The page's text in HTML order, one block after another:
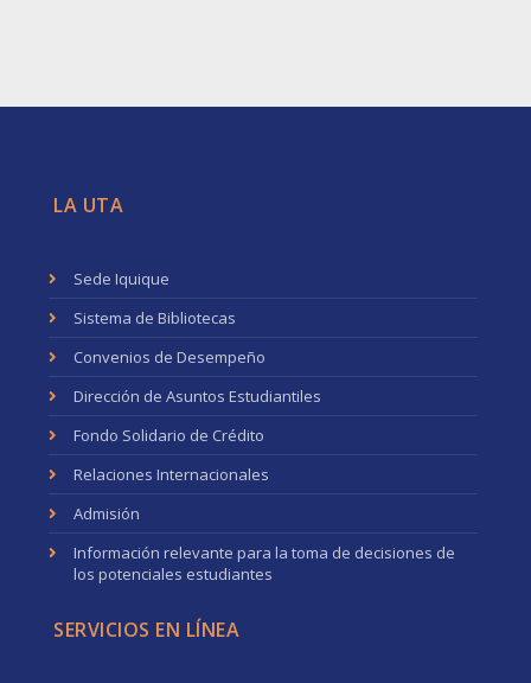
LA UTA
Sede Iquique
Sistema de Bibliotecas
Convenios de Desempeño
Dirección de Asuntos Estudiantiles
Fondo Solidario de Crédito
Relaciones Internacionales
Admisión
Información relevante para la toma de decisiones de
los potenciales estudiantes
SERVICIOS EN LÍNEA